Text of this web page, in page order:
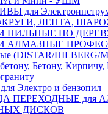
для
ЛЕНТА,
ПИЛЬНЫЕ ПО
АЛМАЗНЫЕ
(DISTAR/HILBERG/
Бетону, Кирпичу,
Электро и бензопил
ПЕРЕХОДНЫЕ для
ДИСКОВ